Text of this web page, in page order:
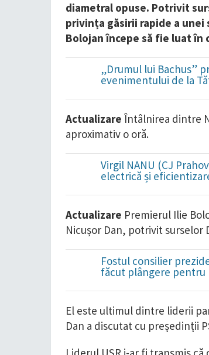
diametral opuse. Potrivit
privința găsirii rapide a
Bolojan începe să fie luat în
„Drumul lui Bachus”
evenimentului de la
Actualizare Întâlnirea dintre
aproximativ o oră.
Virgil NANU (CJ
electrică și
Actualizare Premierul Ilie
Nicușor Dan, potrivit surselor
Fostul consilier
făcut plângere
El este ultimul dintre liderii
Dan a discutat cu președinții